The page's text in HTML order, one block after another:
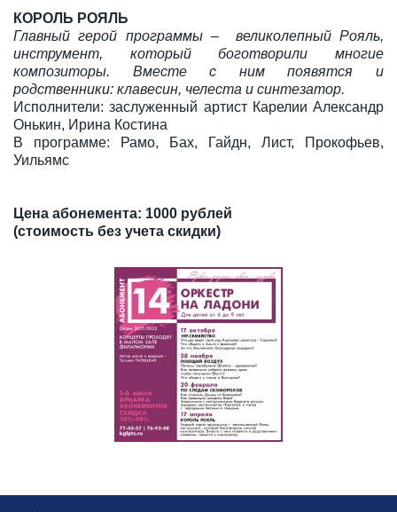
КОРОЛЬ РОЯЛЬ
Главный герой программы – великолепный Рояль,
инструмент, который боготворили многие
композиторы. Вместе с ним появятся и
родственники: клавесин, челеста и синтезатор.
Исполнители: заслуженный артист Карелии Александр
Онькин, Ирина Костина
В программе: Рамо, Бах, Гайдн, Лист, Прокофьев,
Уильямс
Цена абонемента: 1000 рублей
(стоимость без учета скидки)